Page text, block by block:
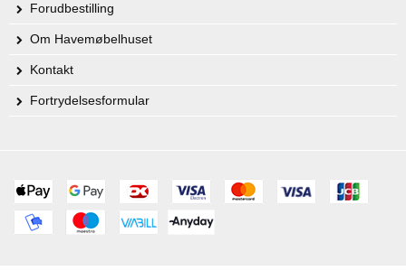
Forudbestilling
Om Havemøbelhuset
Kontakt
Fortrydelsesformular